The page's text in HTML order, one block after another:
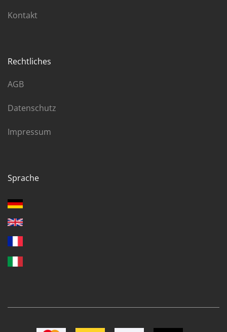
Kontakt
Rechtliches
AGB
Datenschutz
Impressum
Sprache